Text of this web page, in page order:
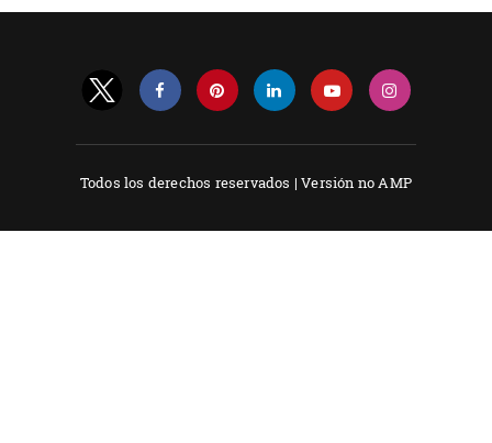
Todos los derechos reservados |Versión no AMP